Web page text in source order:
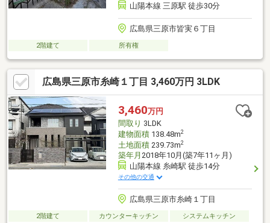
山陽本線 三原駅 徒歩30分
広島県三原市皆実６丁目
2階建て 所有権
広島県三原市糸崎１丁目 3,460万円 3LDK
3,460万円
間取り 3LDK
建物面積138.48m2
土地面積239.73m2
築年月 2018年10月(築7年11ヶ月)
山陽本線 糸崎駅 徒歩14分
その他の交通
広島県三原市糸崎１丁目
2階建て カウンターキッチン
システムキッチン